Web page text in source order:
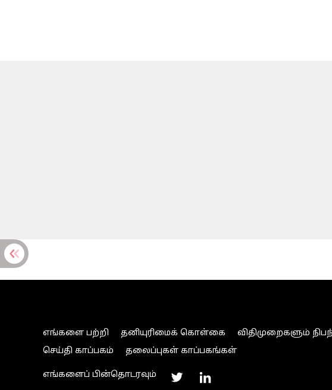
எங்களை பற்றி தனியுரிமைக் கொள்கை விதிமுறைகளும்
செய்தி காப்பகம்
தலைப்புகள் காப்பகங்கள்
எங்களைப் பின்தொடரவும்